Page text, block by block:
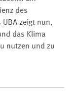
des
zeigt nun,
das Klima
nutzen und zu